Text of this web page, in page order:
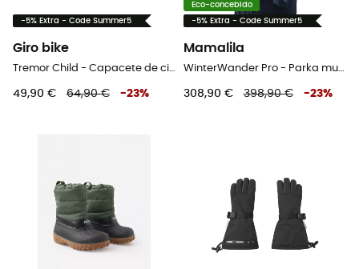
-5% Extra - Code Summer5
Giro bike
Tremor Child - Capacete de ciclismo criança
49,90 € 64,90 € -23%
Eco-concebido
-5% Extra - Code Summer5
Mamalila
WinterWander Pro - Parka mulher
308,90 € 398,90 € -23%